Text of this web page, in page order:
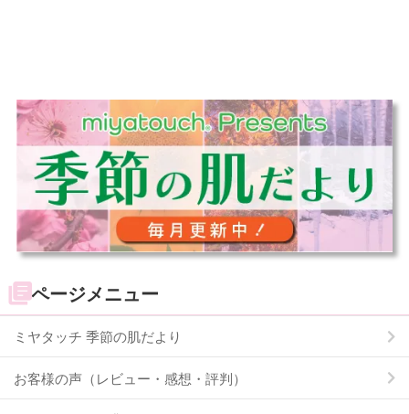
ページメニュー
ミヤタッチ 季節の肌だより
お客様の声（レビュー・感想・評判）